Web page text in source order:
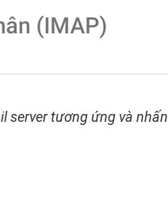
server tương ứng và nhấn